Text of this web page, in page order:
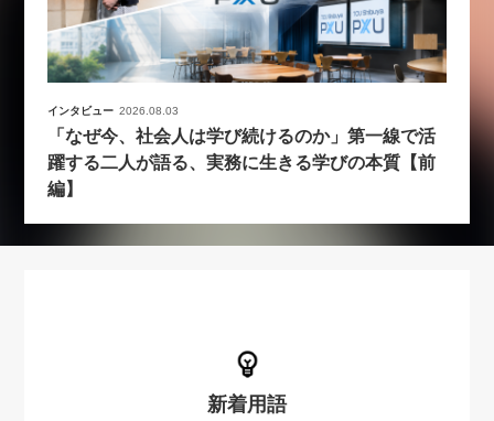
インタビュー 2026.08.03
「なぜ今、社会人は学び続けるのか」第一線で活
躍する二人が語る、実務に生きる学びの本質【前
編】
新着用語